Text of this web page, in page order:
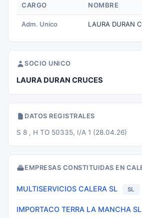
CARGO NOMBRE
Adm. Unico LAURA DURAN
SOCIO UNICO
LAURA DURAN CRUCES
DATOS REGISTRALES
S 8 , H TO 50335, I/A 1 (28.04.26)
EMPRESAS CONSTITUIDAS EN
MULTISERVICIOS CALERA SL SL
IMPORTACO TERRA LA MANCHA SL